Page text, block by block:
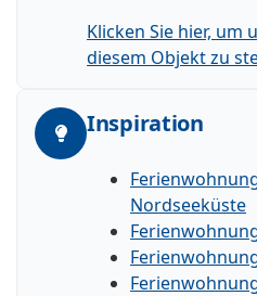
Klicken Sie hier, um
diesem Objekt zu
Inspiration
Nordseeküste